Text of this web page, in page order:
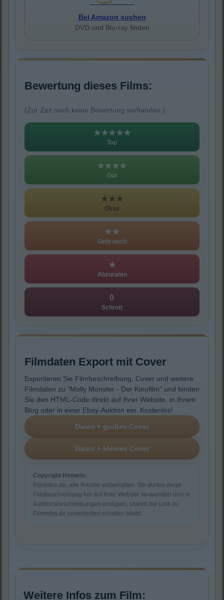
Bei Amazon suchen
DVD und Blu-ray finden
Bewertung dieses Films:
(Zur Zeit noch keine Bewertung vorhanden.)
★★★★★
Top
★★★★
Gut
★★★
Okay
★★
Geht noch
★
Abzuraten
0
Schrott
Filmdaten Export mit Cover
Exportieren Sie Filmbeschreibung, Cover und weitere
Filmdaten zu "Molly Monster - Der Kinofilm" und binden
Sie den HTML-Code direkt auf Ihrer Website, in Ihrem
Blog oder in einer Ebay-Auktion ein. Kostenlos!
Copyright Hinweis:
Filminfos.de, alle Rechte vorbehalten. Sie dürfen diese
Filmbeschreibung frei auf Ihrer Website verwenden und in
Auktionsbeschreibungen einfügen, soweit der Link zu
Filminfos.de unverändert erhalten bleibt.
Weitere Infos zum Film: